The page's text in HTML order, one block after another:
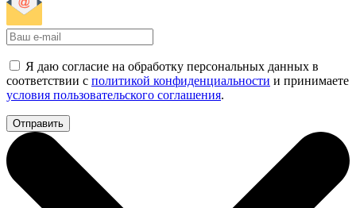
Я даю согласие на обработку персональных данных в
соответствии с политикой конфиденциальности и принимаете
условия пользовательского соглашения.